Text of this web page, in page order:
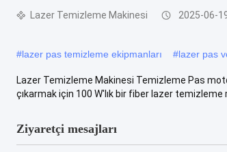
Lazer Temizleme Makinesi 2025-06-
#lazer pas temizleme ekipmanları #lazer pas
Lazer Temizleme Makinesi Temizleme Pas
çıkarmak için 100 W'lık bir fiber lazer temizleme
Ziyaretçi mesajları